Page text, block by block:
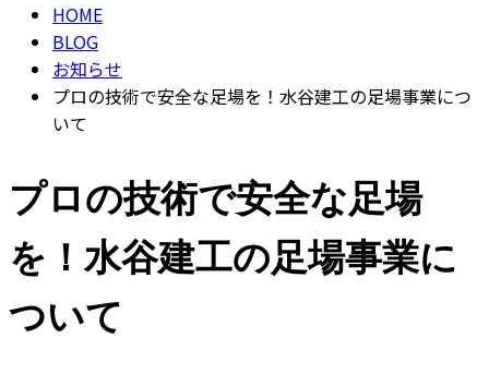
HOME
BLOG
お知らせ
プロの技術で安全な足場を！水谷建工の足場事業につ
いて
プロの技術で安全な足場
を！水谷建工の足場事業に
ついて